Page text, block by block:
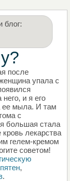
блог:
после
упала с
и я его
ее мыла. И там
с
большая стала
лекарства
гелем-кремом
советом!
,
.